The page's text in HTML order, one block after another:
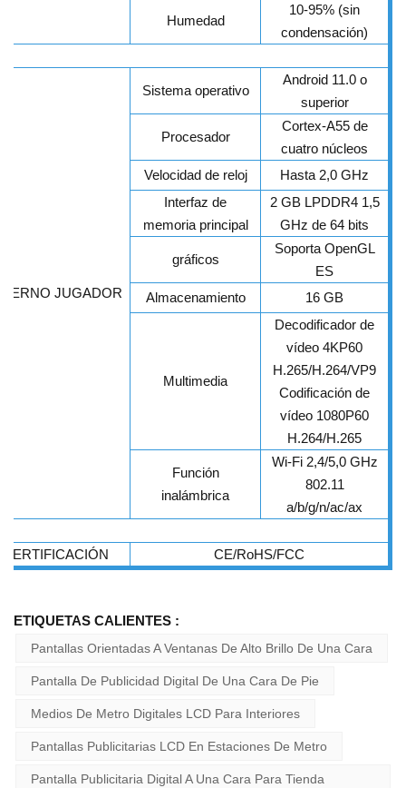
Humedad
10-95% (sin
condensación)
JUGADOR
Sistema operativo
Android 11.0 o
superior
Procesador
Cortex-A55 de
cuatro núcleos
Velocidad de reloj
Hasta 2,0 GHz
Interfaz de
memoria principal
2 GB LPDDR4 1,5
GHz de 64 bits
gráficos
Soporta OpenGL
ES
Almacenamiento
16 GB
Multimedia
Decodificador de
vídeo 4KP60
H.265/H.264/VP9
Codificación de
vídeo 1080P60
H.264/H.265
Función
inalámbrica
Wi-Fi 2,4/5,0 GHz
802.11
a/b/g/n/ac/ax
CERTIFICACIÓN CE/RoHS/FCC
ETIQUETAS CALIENTES :
Pantallas Orientadas A Ventanas De Alto Brillo De Una Cara
Pantalla De Publicidad Digital De Una Cara De Pie
Medios De Metro Digitales LCD Para Interiores
Pantallas Publicitarias LCD En Estaciones De Metro
Pantalla Publicitaria Digital A Una Cara Para Tienda